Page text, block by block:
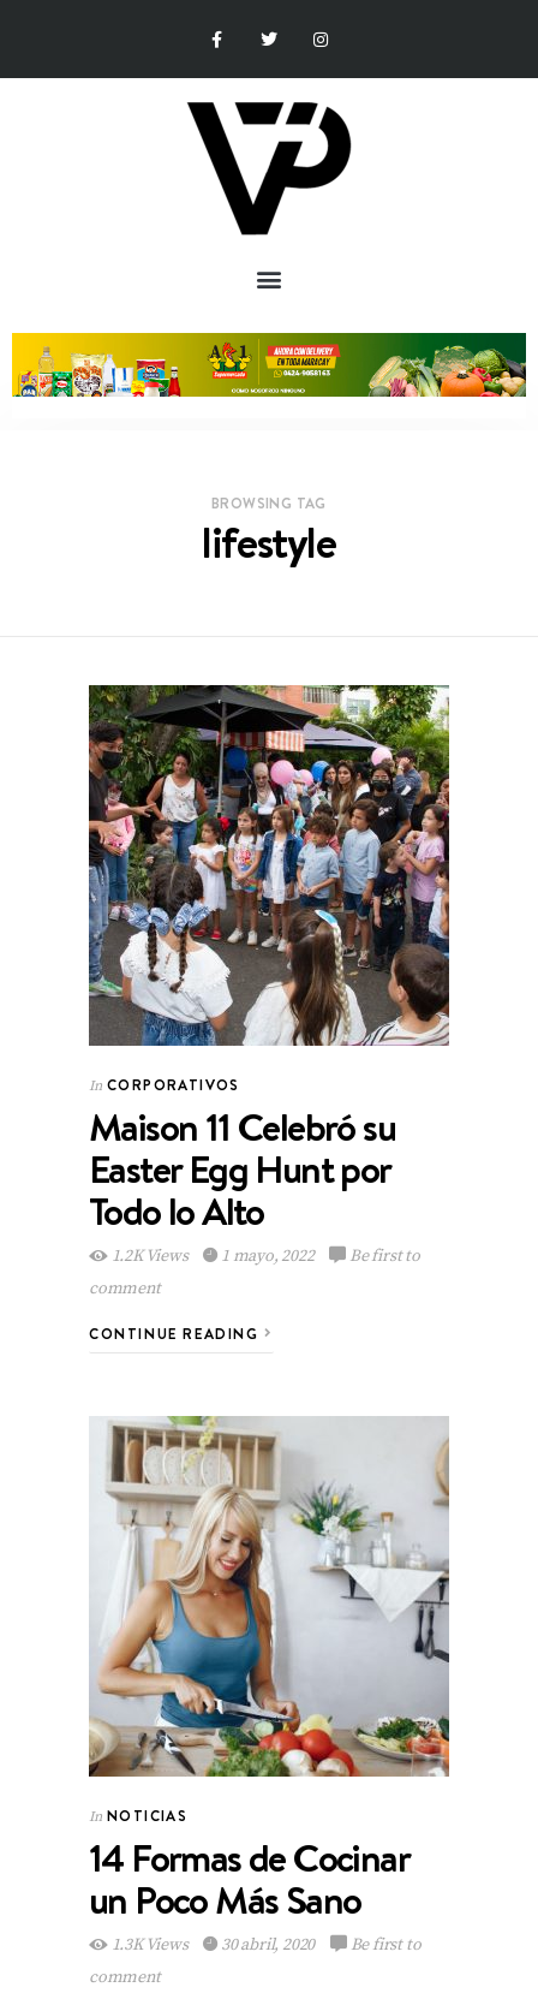
BROWSING TAG
lifestyle
In CORPORATIVOS
Maison 11 Celebró su
Easter Egg Hunt por
Todo lo Alto
1.2K Views 1 mayo, 2022
Be first to
comment
CONTINUE READING
In NOTICIAS
14 Formas de Cocinar
un Poco Más Sano
1.3K Views 30 abril, 2020
Be first to
comment